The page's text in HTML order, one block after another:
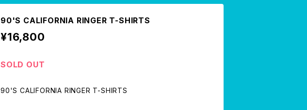
90'S CALIFORNIA RINGER T-SHIRTS
¥16,800
SOLD OUT
90'S CALIFORNIA RINGER T-SHIRTS